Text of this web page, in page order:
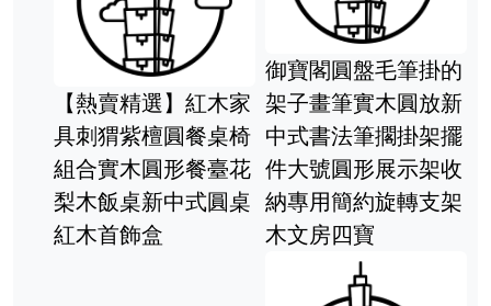
【熱賣精選】紅木家
具刺猬紫檀圓餐桌椅
組合實木圓形餐臺花
梨木飯桌新中式圓桌
紅木首飾盒
御寶閣圓盤毛筆掛的
架子畫筆實木圓放新
中式書法筆擱掛架擺
件大號圓形展示架收
納專用簡約旋轉支架
木文房四寶